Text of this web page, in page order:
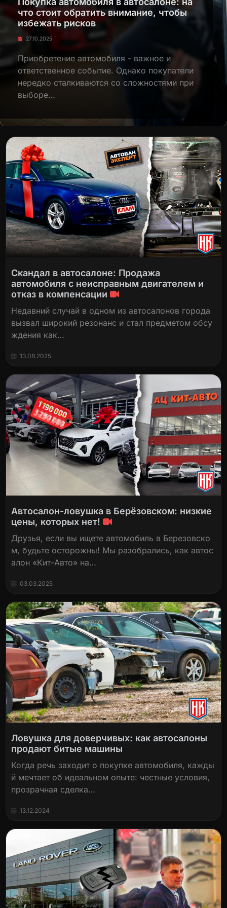
что стоит обратить внимание, чтобы
избежать рисков
27.10.2025
Приобретение автомобиля - важное и
ответственное событие. Однако покупатели
нередко сталкиваются со сложностями при
выборе…
Скандал в автосалоне: Продажа
автомобиля с неисправным двигателем и
отказ в компенсации
Недавний случай в одном из автосалонов города
вызвал широкий резонанс и стал предметом обсу
ждения как…
13.08.2025
Автосалон-ловушка в Берёзовском: низкие
цены, которых нет!
Друзья, если вы ищете автомобиль в Березовско
м, будьте осторожны! Мы разобрались, как автос
алон «Кит-Авто» на…
03.03.2025
Ловушка для доверчивых: как автосалоны
продают битые машины
Когда речь заходит о покупке автомобиля, кажды
й мечтает об идеальном опыте: честные условия,
прозрачная сделка…
13.12.2024